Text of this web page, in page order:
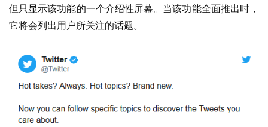
0
软
件
安
但只显示该功能的一个介绍性屏幕。当该功能全面推出时，
它将会列出用户所关注的话题。